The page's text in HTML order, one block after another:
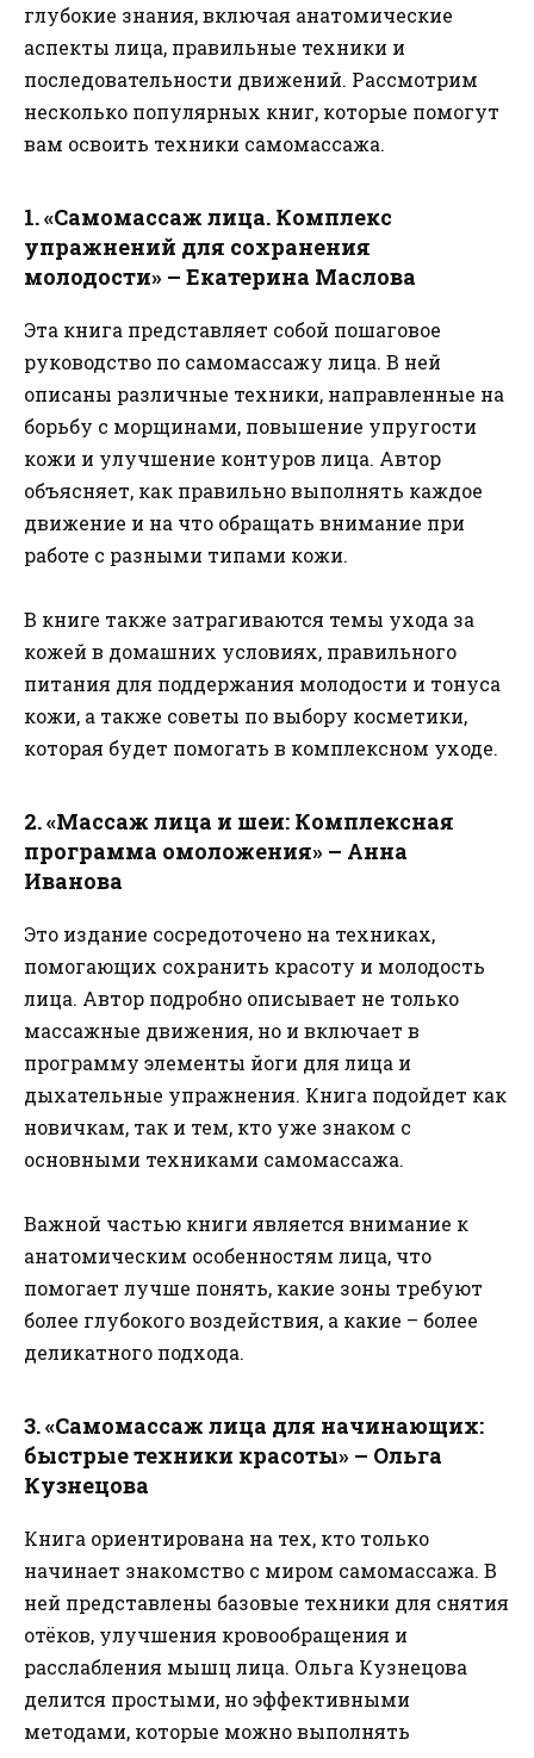
глубокие знания, включая анатомические
аспекты лица, правильные техники и
последовательности движений. Рассмотрим
несколько популярных книг, которые помогут
вам освоить техники самомассажа.
1. «Самомассаж лица. Комплекс
упражнений для сохранения
молодости» – Екатерина Маслова
Эта книга представляет собой пошаговое
руководство по самомассажу лица. В ней
описаны различные техники, направленные на
борьбу с морщинами, повышение упругости
кожи и улучшение контуров лица. Автор
объясняет, как правильно выполнять каждое
движение и на что обращать внимание при
работе с разными типами кожи.
В книге также затрагиваются темы ухода за
кожей в домашних условиях, правильного
питания для поддержания молодости и тонуса
кожи, а также советы по выбору косметики,
которая будет помогать в комплексном уходе.
2. «Массаж лица и шеи: Комплексная
программа омоложения» – Анна
Иванова
Это издание сосредоточено на техниках,
помогающих сохранить красоту и молодость
лица. Автор подробно описывает не только
массажные движения, но и включает в
программу элементы йоги для лица и
дыхательные упражнения. Книга подойдет как
новичкам, так и тем, кто уже знаком с
основными техниками самомассажа.
Важной частью книги является внимание к
анатомическим особенностям лица, что
помогает лучше понять, какие зоны требуют
более глубокого воздействия, а какие – более
деликатного подхода.
3. «Самомассаж лица для начинающих:
быстрые техники красоты» – Ольга
Кузнецова
Книга ориентирована на тех, кто только
начинает знакомство с миром самомассажа. В
ней представлены базовые техники для снятия
отёков, улучшения кровообращения и
расслабления мышц лица. Ольга Кузнецова
делится простыми, но эффективными
методами, которые можно выполнять